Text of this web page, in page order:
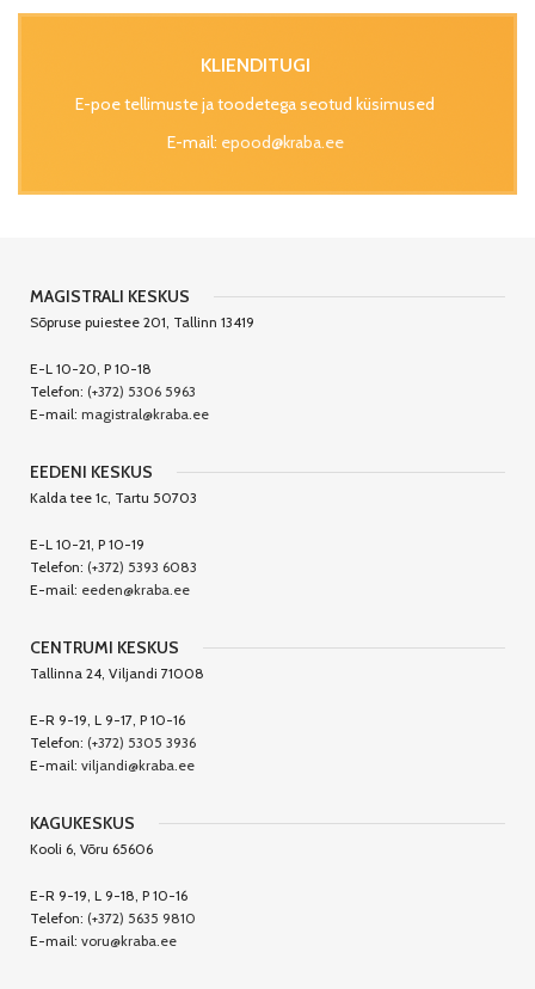
KLIENDITUGI
E-poe tellimuste ja toodetega seotud küsimused
E-mail: epood@kraba.ee
MAGISTRALI KESKUS
Sõpruse puiestee 201, Tallinn 13419
E-L 10-20, P 10-18
Telefon: (+372) 5306 5963
E-mail: magistral@kraba.ee
EEDENI KESKUS
Kalda tee 1c, Tartu 50703
E-L 10-21, P 10-19
Telefon: (+372) 5393 6083
E-mail: eeden@kraba.ee
CENTRUMI KESKUS
Tallinna 24, Viljandi 71008
E-R 9-19, L 9-17, P 10-16
Telefon: (+372) 5305 3936
E-mail: viljandi@kraba.ee
KAGUKESKUS
Kooli 6, Võru 65606
E-R 9-19, L 9-18, P 10-16
Telefon: (+372) 5635 9810
E-mail: voru@kraba.ee